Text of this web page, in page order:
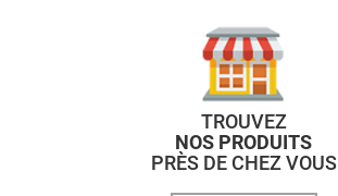
TROUVEZ
NOS PRODUITS
PRÈS DE CHEZ VOUS